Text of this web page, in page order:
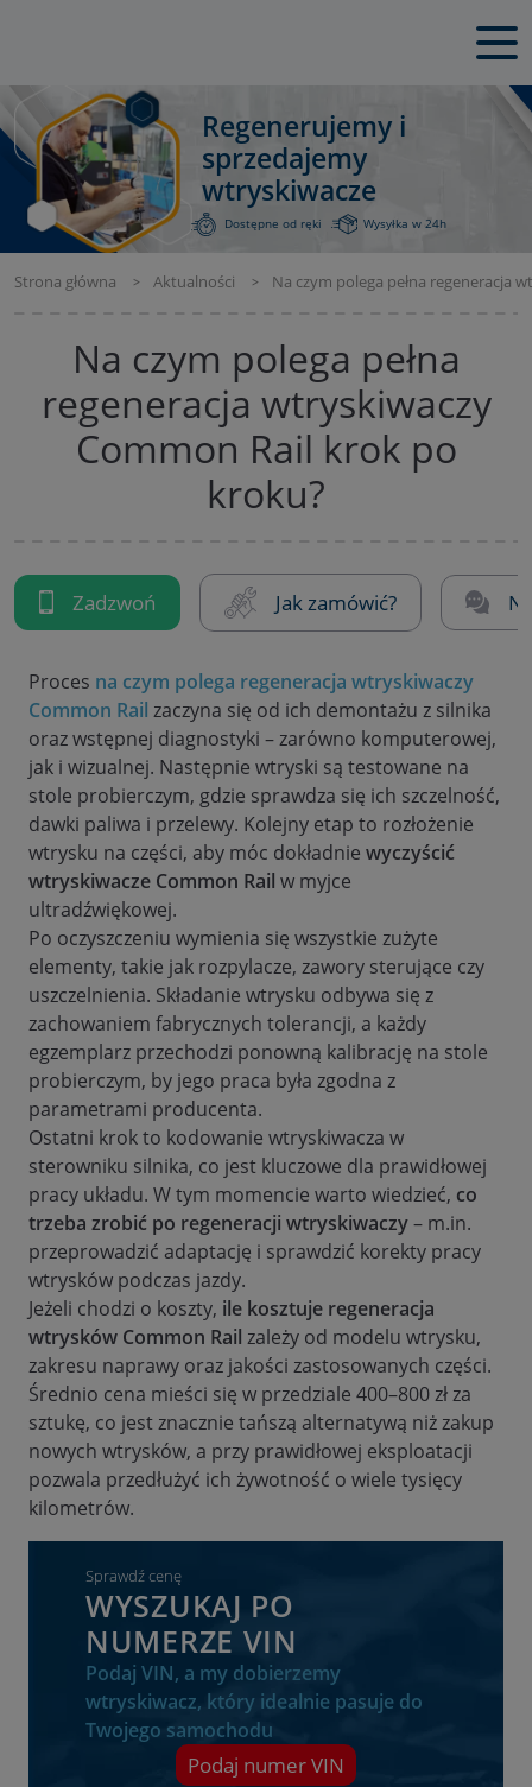
Regenerujemy i
sprzedajemy
wtryskiwacze
Dostępne od ręki Wysyłka w 24h
Strona główna Aktualności Na czym polega pełna regeneracja
Na czym polega pełna
regeneracja wtryskiwaczy
Common Rail krok po
kroku?
Zadzwoń Jak zamówić?
Proces na czym polega regeneracja wtryskiwaczy
Common Rail zaczyna się od ich demontażu z silnika
oraz wstępnej diagnostyki – zarówno komputerowej,
jak i wizualnej. Następnie wtryski są testowane na
stole probierczym, gdzie sprawdza się ich szczelność,
dawki paliwa i przelewy. Kolejny etap to rozłożenie
wtrysku na części, aby móc dokładnie wyczyścić
wtryskiwacze Common Rail w myjce
ultradźwiękowej.
Po oczyszczeniu wymienia się wszystkie zużyte
elementy, takie jak rozpylacze, zawory sterujące czy
uszczelnienia. Składanie wtrysku odbywa się z
zachowaniem fabrycznych tolerancji, a każdy
egzemplarz przechodzi ponowną kalibrację na stole
probierczym, by jego praca była zgodna z
parametrami producenta.
Ostatni krok to kodowanie wtryskiwacza w
sterowniku silnika, co jest kluczowe dla prawidłowej
pracy układu. W tym momencie warto wiedzieć, co
trzeba zrobić po regeneracji wtryskiwaczy– m.in.
przeprowadzić adaptację i sprawdzić korekty pracy
wtrysków podczas jazdy.
Jeżeli chodzi o koszty, ile kosztuje regeneracja
wtrysków Common Rail zależy od modelu wtrysku,
zakresu naprawy oraz jakości zastosowanych części.
Średnio cena mieści się w przedziale 400–800 zł za
sztukę, co jest znacznie tańszą alternatywą niż zakup
nowych wtrysków, a przy prawidłowej eksploatacji
pozwala przedłużyć ich żywotność o wiele tysięcy
kilometrów.
Sprawdź cenę
WYSZUKAJ PO
NUMERZE VIN
Podaj VIN, a my dobierzemy
wtryskiwacz, który idealnie pasuje do
Twojego samochodu
Podaj numer VIN